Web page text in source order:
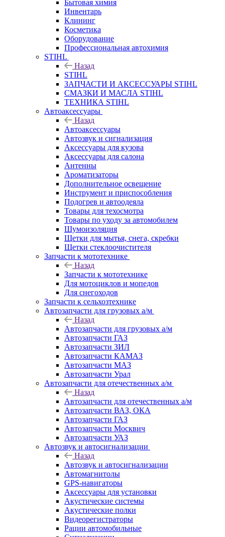
Бытовая химия
Инвентарь
Клининг
Косметика
Оборудование
Профессиональная автохимия
STIHL
Назад
STIHL
ЗАПЧАСТИ И АКСЕССУАРЫ STIHL
СМАЗКИ И МАСЛА STIHL
ТЕХНИКА STIHL
Автоаксессуары
Назад
Автоаксессуары
Автозвук и сигнализация
Аксессуары для кузова
Аксессуары для салона
Антенны
Ароматизаторы
Дополнительное освещение
Инструмент и приспособления
Подогрев и автоодеяла
Товары для техосмотра
Товары по уходу за автомобилем
Шумоизоляция
Щетки для мытья, снега, скребки
Щетки стеклоочистителя
Запчасти к мототехнике
Назад
Запчасти к мототехнике
Для мотоциклов и мопедов
Для снегоходов
Запчасти к сельхозтехнике
Автозапчасти для грузовых а/м
Назад
Автозапчасти для грузовых а/м
Автозапчасти ГАЗ
Автозапчасти ЗИЛ
Автозапчасти КАМАЗ
Автозапчасти МАЗ
Автозапчасти Урал
Автозапчасти для отечественных а/м
Назад
Автозапчасти для отечественных а/м
Автозапчасти ВАЗ, ОКА
Автозапчасти ГАЗ
Автозапчасти Москвич
Автозапчасти УАЗ
Автозвук и автосигнализации
Назад
Автозвук и автосигнализации
Автомагнитолы
GPS-навигаторы
Аксессуары для установки
Акустические системы
Акустические полки
Видеорегистраторы
Рации автомобильные